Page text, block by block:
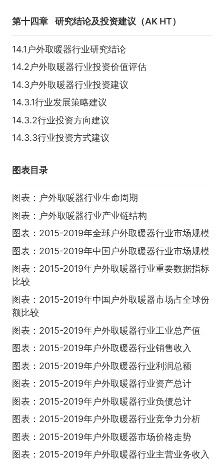
第十四章 研究结论及投资建议（AK HT）
14.1户外取暖器行业研究结论
14.2户外取暖器行业投资价值评估
14.3户外取暖器行业投资建议
14.3.1行业发展策略建议
14.3.2行业投资方向建议
14.3.3行业投资方式建议
图表目录
图表：户外取暖器行业生命周期
图表：户外取暖器行业产业链结构
图表：2015-2019年全球户外取暖器行业市场规模
图表：2015-2019年中国户外取暖器行业市场规模
图表：2015-2019年户外取暖器行业重要数据指标
比较
图表：2015-2019年中国户外取暖器市场占全球份
额比较
图表：2015-2019年户外取暖器行业工业总产值
图表：2015-2019年户外取暖器行业销售收入
图表：2015-2019年户外取暖器行业利润总额
图表：2015-2019年户外取暖器行业资产总计
图表：2015-2019年户外取暖器行业负债总计
图表：2015-2019年户外取暖器行业竞争力分析
图表：2015-2019年户外取暖器市场价格走势
图表：2015-2019年户外取暖器行业主营业务收入